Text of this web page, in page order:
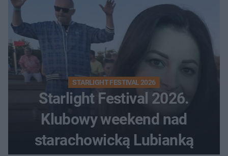
STARLIGHT FESTIVAL 2026
Starlight Festival 2026.
Klubowy weekend nad
starachowicką Lubianką